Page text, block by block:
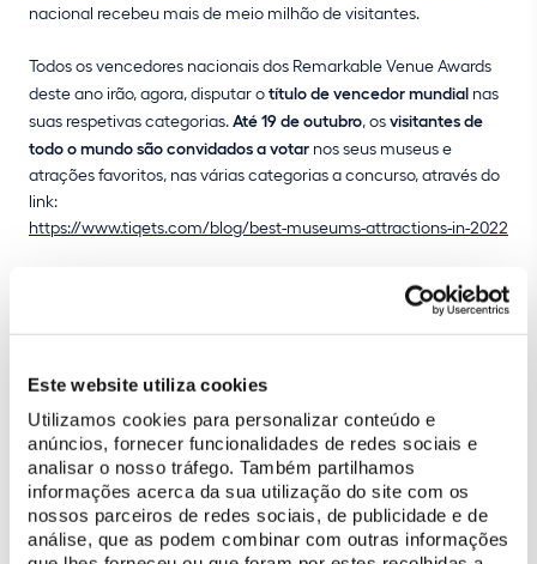
Este website utiliza cookies
Utilizamos cookies para personalizar conteúdo e
anúncios, fornecer funcionalidades de redes sociais e
analisar o nosso tráfego. Também partilhamos
informações acerca da sua utilização do site com os
nossos parceiros de redes sociais, de publicidade e de
análise, que as podem combinar com outras informações
nacional recebeu mais de meio milhão de visitantes.
Todos os vencedores nacionais dos Remarkable Venue Awards
deste ano irão, agora, disputar otítulo de vencedor mundial nas
suas respetivas categorias. Até 19 de outubro, osvisitantes de
todo o mundo são convidados a votar nos seus museus e
atrações favoritos, nas várias categorias a concurso, através do
link:
https://www.tiqets.com/blog/best-museums-attractions-in-2022
Concorrem com o Castelo dos Mouros para o prémio mundial
de “Melhor Marco Histórico”: a Basílica Catedral de Saint-Denis
(França); o Castelo de Neuschwanstein (Alemanha); a Galleria
Almodóvar del Río (Espanha); o Palácio Qasr Al Watan (Emirados
Árabes Unidos); o Tour do Estádio Stamford Bridge (Reino Unido);
e o SUMMIT One Vanderbilt (EUA).
Os vencedores mundiais serão anunciados nacerimónia anual
de entrega de prémiosque acontecerá naTourism Innovation
Summit (TIS), em Sevilha, no dia2 de novembro, que será